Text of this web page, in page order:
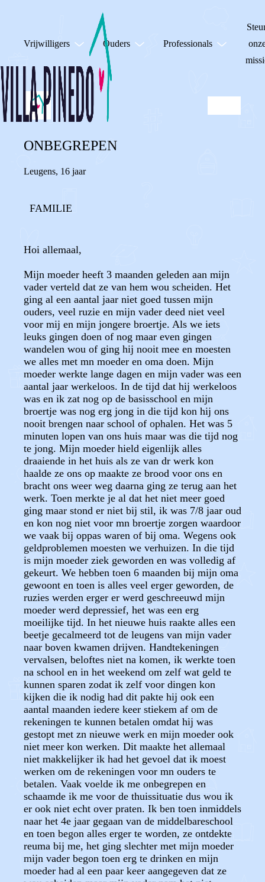
Vrijwilligers Ouders Professionals
ONBEGREPEN
Leugens, 16 jaar
FAMILIE
Hoi allemaal,
Mijn moeder heeft 3 maanden geleden aan mijn
vader verteld dat ze van hem wou scheiden. Het
ging al een aantal jaar niet goed tussen mijn
ouders, veel ruzie en mijn vader deed niet veel
voor mij en mijn jongere broertje. Als we iets
leuks gingen doen of nog maar even gingen
wandelen wou of ging hij nooit mee en moesten
we alles met mn moeder en oma doen. Mijn
moeder werkte lange dagen en mijn vader was een
aantal jaar werkeloos. In de tijd dat hij werkeloos
was en ik zat nog op de basisschool en mijn
broertje was nog erg jong in die tijd kon hij ons
nooit brengen naar school of ophalen. Het was 5
minuten lopen van ons huis maar was die tijd nog
te jong. Mijn moeder hield eigenlijk alles
draaiende in het huis als ze van dr werk kon
haalde ze ons op maakte ze brood voor ons en
bracht ons weer weg daarna ging ze terug aan het
werk. Toen merkte je al dat het niet meer goed
ging maar stond er niet bij stil, ik was 7/8 jaar oud
en kon nog niet voor mn broertje zorgen waardoor
we vaak bij oppas waren of bij oma. Wegens ook
geldproblemen moesten we verhuizen. In die tijd
is mijn moeder ziek geworden en was volledig af
gekeurt. We hebben toen 6 maanden bij mijn oma
gewoont en toen is alles veel erger geworden, de
ruzies werden erger er werd geschreeuwd mijn
moeder werd depressief, het was een erg
moeilijke tijd. In het nieuwe huis raakte alles een
beetje gecalmeerd tot de leugens van mijn vader
naar boven kwamen drijven. Handtekeningen
vervalsen, beloftes niet na komen, ik werkte toen
na school en in het weekend om zelf wat geld te
kunnen sparen zodat ik zelf voor dingen kon
kijken die ik nodig had dit pakte hij ook een
aantal maanden iedere keer stiekem af om de
rekeningen te kunnen betalen omdat hij was
gestopt met zn nieuwe werk en mijn moeder ook
niet meer kon werken. Dit maakte het allemaal
niet makkelijker ik had het gevoel dat ik moest
werken om de rekeningen voor mn ouders te
betalen. Vaak voelde ik me onbegrepen en
schaamde ik me voor de thuissituatie dus wou ik
er ook niet echt over praten. Ik ben toen inmiddels
naar het 4e jaar gegaan van de middelbareschool
en toen begon alles erger te worden, ze ontdekte
reuma bij me, het ging slechter met mijn moeder
mijn vader begon toen erg te drinken en mijn
moeder had al een paar keer aangegeven dat ze